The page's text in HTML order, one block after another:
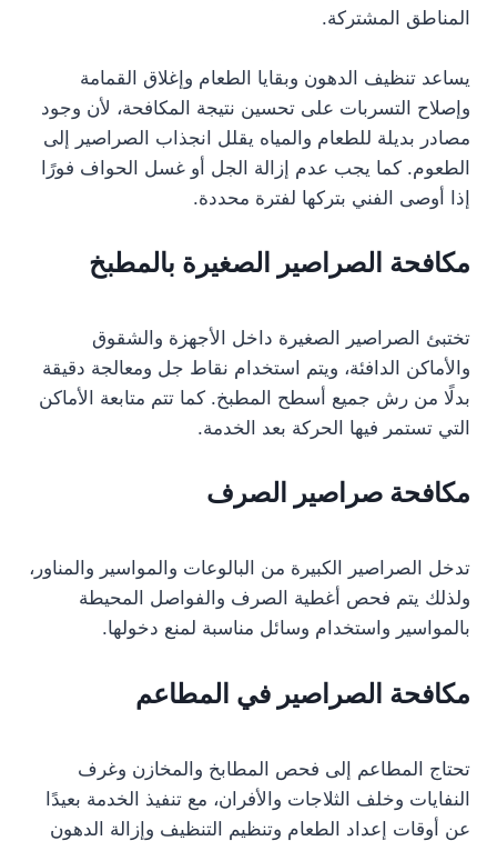
المناطق المشتركة.
يساعد تنظيف الدهون وبقايا الطعام وإغلاق القمامة
وإصلاح التسربات على تحسين نتيجة المكافحة، لأن وجود
مصادر بديلة للطعام والمياه يقلل انجذاب الصراصير إلى
الطعوم. كما يجب عدم إزالة الجل أو غسل الحواف فورًا
إذا أوصى الفني بتركها لفترة محددة.
مكافحة الصراصير الصغيرة بالمطبخ
تختبئ الصراصير الصغيرة داخل الأجهزة والشقوق
والأماكن الدافئة، ويتم استخدام نقاط جل ومعالجة دقيقة
بدلًا من رش جميع أسطح المطبخ. كما تتم متابعة الأماكن
التي تستمر فيها الحركة بعد الخدمة.
مكافحة صراصير الصرف
تدخل الصراصير الكبيرة من البالوعات والمواسير والمناور،
ولذلك يتم فحص أغطية الصرف والفواصل المحيطة
بالمواسير واستخدام وسائل مناسبة لمنع دخولها.
مكافحة الصراصير في المطاعم
تحتاج المطاعم إلى فحص المطابخ والمخازن وغرف
النفايات وخلف الثلاجات والأفران، مع تنفيذ الخدمة بعيدًا
عن أوقات إعداد الطعام وتنظيم التنظيف وإزالة الدهون